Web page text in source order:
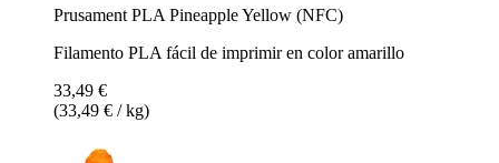
Prusament PLA Pineapple Yellow (NFC)
Filamento PLA fácil de imprimir en color amarillo
33,49 €
(33,49 € / kg)